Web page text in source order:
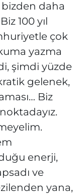
daha
100 yıl
çok
yazma
şimdi yüzde
gelenek,
Biz
enerji,
ve
yana,